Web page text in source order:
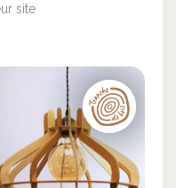
site